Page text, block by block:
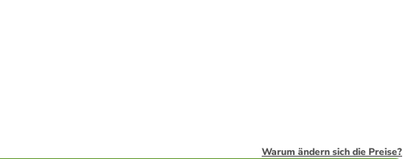
Warum ändern sich die Preise?